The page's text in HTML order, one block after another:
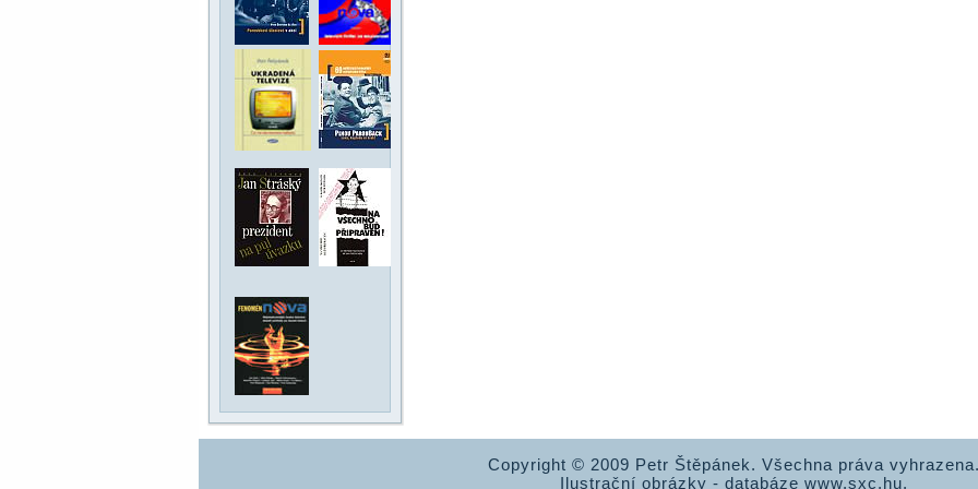
Copyright © 2009 Petr Štěpánek. Všechna práva
Ilustrační obrázky - databáze www.sxc.hu.